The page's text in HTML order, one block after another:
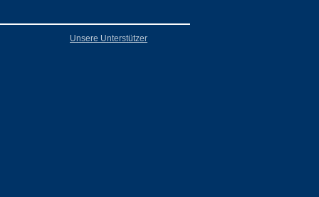
Unsere Unterstützer